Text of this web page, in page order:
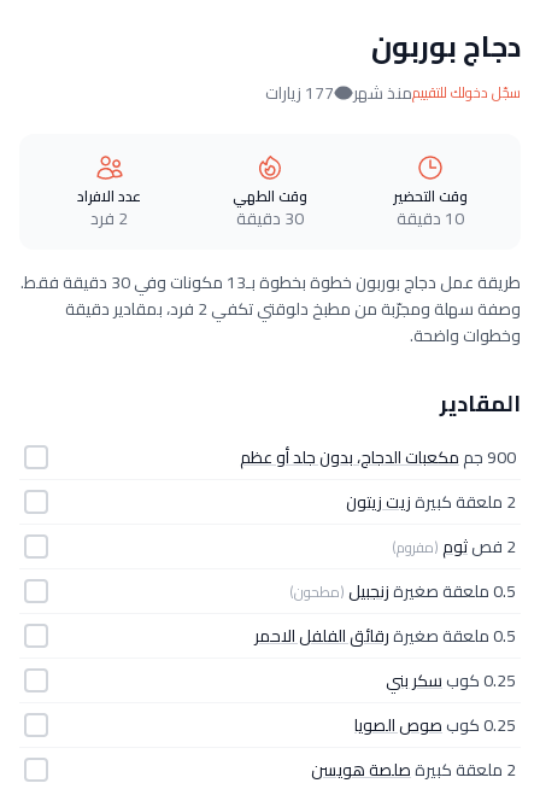
دجاج بوربون
سجّل دخولك للتقييممنذ شهر 177 زيارات
وقت التحضير
10 دقيقة
وقت الطهي
30 دقيقة
عدد الافراد
2 فرد
طريقة عمل دجاج بوربون خطوة بخطوة بـ13 مكونات وفي 30 دقيقة فقط.
وصفة سهلة ومجرّبة من مطبخ دلوقتي تكفي 2 فرد، بمقادير دقيقة
وخطوات واضحة.
المقادير
900 جم
مكعبات الدجاج، بدون جلد أو عظم
2 ملعقة كبيرة
زيت زيتون
2 فص
ثوم(مفروم)
0.5 ملعقة صغيرة زنجبيل(مطحون)
0.5 ملعقة صغيرة
رقائق الفلفل الاحمر
0.25 كوب
سكر بني
0.25 كوب
صوص الصويا
2 ملعقة كبيرة
صلصة هويسن